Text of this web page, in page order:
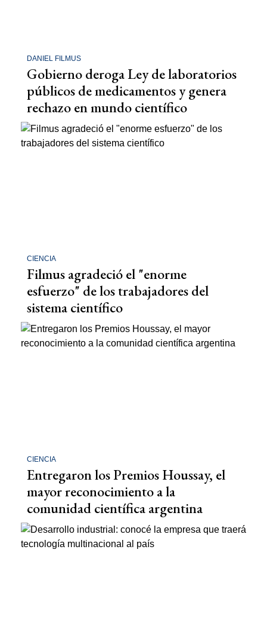
DANIEL FILMUS
Gobierno deroga Ley de laboratorios
públicos de medicamentos y genera
rechazo en mundo científico
CIENCIA
Filmus agradeció el "enorme
esfuerzo" de los trabajadores del
sistema científico
CIENCIA
Entregaron los Premios Houssay, el
mayor reconocimiento a la
comunidad científica argentina